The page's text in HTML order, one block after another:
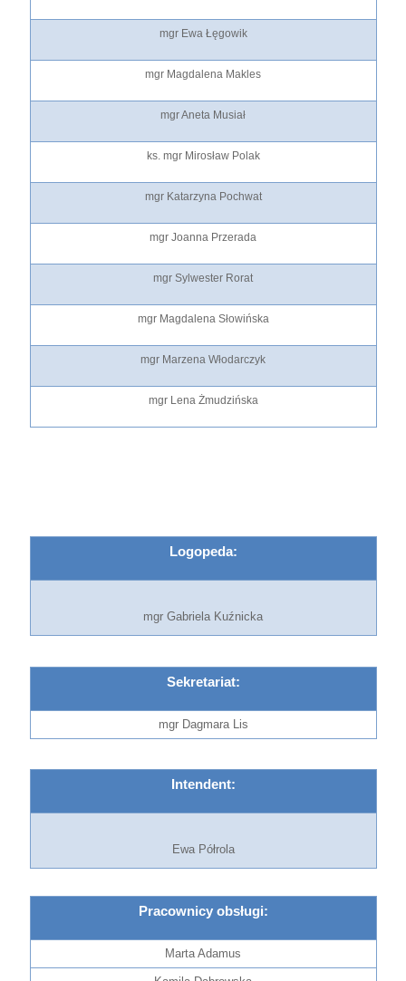
mgr Ewa Łęgowik
mgr Magdalena Makles
mgr Aneta Musiał
ks. mgr Mirosław Polak
mgr Katarzyna Pochwat
mgr Joanna Przerada
mgr Sylwester Rorat
mgr Magdalena Słowińska
mgr Marzena Włodarczyk
mgr Lena Żmudzińska
Logopeda:
mgr Gabriela Kuźnicka
Sekretariat:
mgr Dagmara Lis
Intendent:
Ewa Półrola
Pracownicy obsługi:
Marta Adamus